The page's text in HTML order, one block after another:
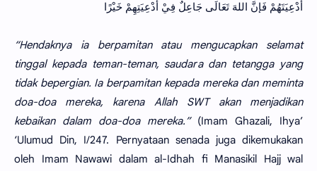
أَدْعِيَتَهُمْ فَإنَّ اللهَ تَعَالَى جَاعِلٌ فِيْ أَدْعِيَتِهِمْ خَيْرًا
“Hendaknya ia berpamitan atau mengucapkan selamat
tinggal kepada teman-teman, saudara dan tetangga yang
tidak bepergian. Ia berpamitan kepada mereka dan meminta
doa-doa mereka, karena Allah SWT akan menjadikan
kebaikan dalam doa-doa mereka.”(Imam Ghazali, Ihya’
‘Ulumud Din, I/247. Pernyataan senada juga dikemukakan
oleh Imam Nawawi dalam al-Idhah fi Manasikil Hajj wal